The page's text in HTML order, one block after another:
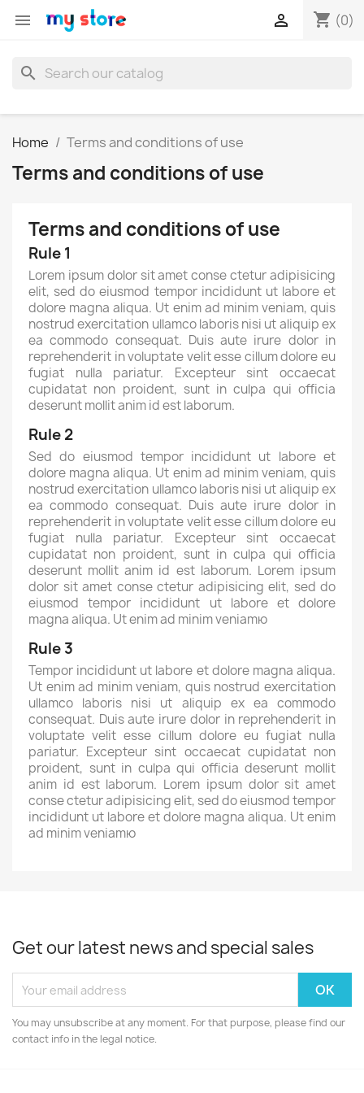
 shopping_cart (0)

search
Home Terms and conditions of use
Terms and conditions of use
Terms and conditions of use
Rule 1
Lorem ipsum dolor sit amet conse ctetur adipisicing
elit, sed do eiusmod tempor incididunt ut labore et
dolore magna aliqua. Ut enim ad minim veniam, quis
nostrud exercitation ullamco laboris nisi ut aliquip ex
ea commodo consequat. Duis aute irure dolor in
reprehenderit in voluptate velit esse cillum dolore eu
fugiat nulla pariatur. Excepteur sint occaecat
cupidatat non proident, sunt in culpa qui officia
deserunt mollit anim id est laborum.
Rule 2
Sed do eiusmod tempor incididunt ut labore et
dolore magna aliqua. Ut enim ad minim veniam, quis
nostrud exercitation ullamco laboris nisi ut aliquip ex
ea commodo consequat. Duis aute irure dolor in
reprehenderit in voluptate velit esse cillum dolore eu
fugiat nulla pariatur. Excepteur sint occaecat
cupidatat non proident, sunt in culpa qui officia
deserunt mollit anim id est laborum. Lorem ipsum
dolor sit amet conse ctetur adipisicing elit, sed do
eiusmod tempor incididunt ut labore et dolore
magna aliqua. Ut enim ad minim veniamю
Rule 3
Tempor incididunt ut labore et dolore magna aliqua.
Ut enim ad minim veniam, quis nostrud exercitation
ullamco laboris nisi ut aliquip ex ea commodo
consequat. Duis aute irure dolor in reprehenderit in
voluptate velit esse cillum dolore eu fugiat nulla
pariatur. Excepteur sint occaecat cupidatat non
proident, sunt in culpa qui officia deserunt mollit
anim id est laborum. Lorem ipsum dolor sit amet
conse ctetur adipisicing elit, sed do eiusmod tempor
incididunt ut labore et dolore magna aliqua. Ut enim
ad minim veniamю
Get our latest news and special sales
You may unsubscribe at any moment. For that purpose, please find our
contact info in the legal notice.